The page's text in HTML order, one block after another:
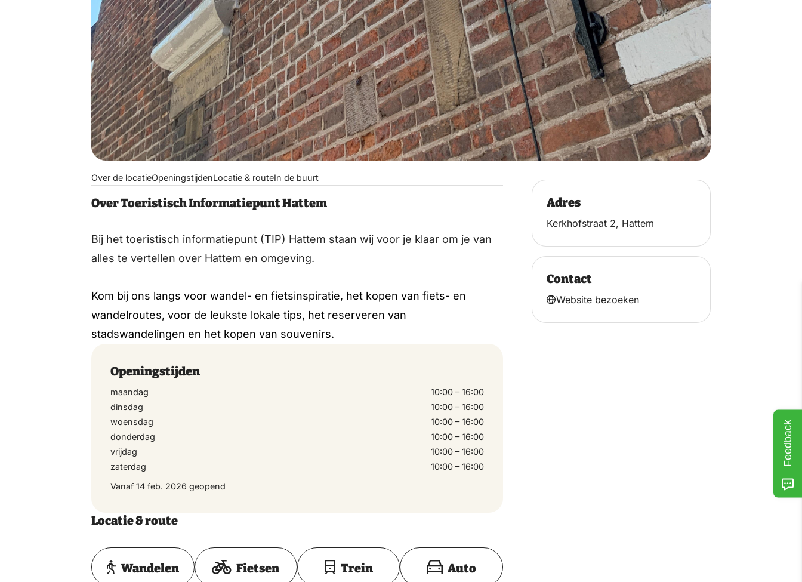
Over de locatieOpeningstijdenLocatie & routeIn de buurt
Over Toeristisch Informatiepunt Hattem
Bij het toeristisch informatiepunt (TIP) Hattem staan wij voor je klaar om je van
alles te vertellen over Hattem en omgeving.
Kom bij ons langs voor wandel- en fietsinspiratie, het kopen van fiets- en
wandelroutes, voor de leukste lokale tips, het reserveren van
stadswandelingen en het kopen van souvenirs.
Openingstijden
maandag
10:00 – 16:00
dinsdag
10:00 – 16:00
woensdag
10:00 – 16:00
donderdag
10:00 – 16:00
vrijdag
10:00 – 16:00
zaterdag
10:00 – 16:00
Vanaf 14 feb. 2026 geopend
Locatie & route
Toon op kaart
Wandelen Fietsen Trein Auto
Adres
Kerkhofstraat 2, Hattem
Contact
Website bezoeken
Feedback